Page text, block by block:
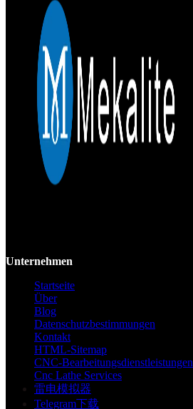
Unternehmen
Startseite
Über
Blog
Datenschutzbestimmungen
Kontakt
HTML-Sitemap
CNC-Bearbeitungsdienstleistungen
Cnc Lathe Services
雷电模拟器
Telegram下载